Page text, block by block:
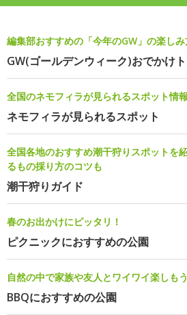
編集部おすすめの「今年のGW」の楽し
GW(ゴールデンウィーク)おでかけ
全国のネモフィラが見られるスポット情
ネモフィラが見られるスポット
全国各地のおすすめ潮干狩りスポットを
るもの採り方のコツも
潮干狩りガイド
春のお出かけにピッタリ！
ピクニックにおすすめの公園
自然の中で家族や友人とワイワイ楽しも
BBQにおすすめの公園